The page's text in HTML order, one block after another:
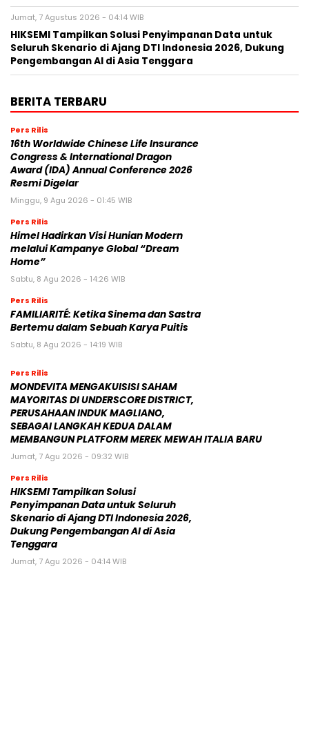
Jumat, 7 Agustus 2026 - 04:14 WIB
HIKSEMI Tampilkan Solusi Penyimpanan Data untuk
Seluruh Skenario di Ajang DTI Indonesia 2026, Dukung
Pengembangan AI di Asia Tenggara
BERITA TERBARU
Pers Rilis
16th Worldwide Chinese Life Insurance
Congress & International Dragon
Award (IDA) Annual Conference 2026
Resmi Digelar
Minggu, 9 Agu 2026 - 01:45 WIB
Pers Rilis
Himel Hadirkan Visi Hunian Modern
melalui Kampanye Global “Dream
Home”
Sabtu, 8 Agu 2026 - 14:26 WIB
Pers Rilis
FAMILIARITÉ: Ketika Sinema dan Sastra
Bertemu dalam Sebuah Karya Puitis
Sabtu, 8 Agu 2026 - 14:19 WIB
Pers Rilis
MONDEVITA MENGAKUISISI SAHAM
MAYORITAS DI UNDERSCORE DISTRICT,
PERUSAHAAN INDUK MAGLIANO,
SEBAGAI LANGKAH KEDUA DALAM
MEMBANGUN PLATFORM MEREK MEWAH ITALIA BARU
Jumat, 7 Agu 2026 - 09:32 WIB
Pers Rilis
HIKSEMI Tampilkan Solusi
Penyimpanan Data untuk Seluruh
Skenario di Ajang DTI Indonesia 2026,
Dukung Pengembangan AI di Asia
Tenggara
Jumat, 7 Agu 2026 - 04:14 WIB